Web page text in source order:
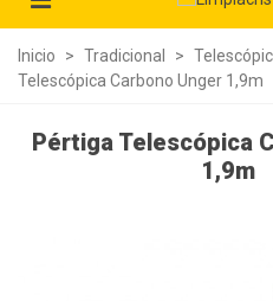
Inicio > Tradicional >
Telescópica Carbono Unger 1,9m
Pértiga Telescópica
1,9m